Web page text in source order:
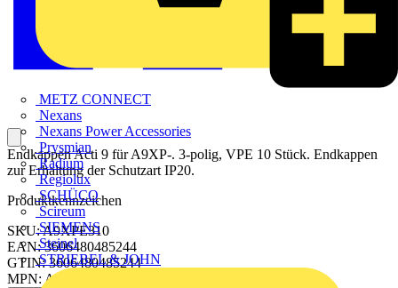
METZ CONNECT
Nexans
Nexans Power Accessories
Prysmian
Radium
Regiolux
SCHÜCO
Scireum
SIEMENS
Steinel
STRIEBEL & JOHN
Endkappen Acti 9 für A9XP-. 3-polig, VPE 10 Stück. Endkappen
zur Erhaltung der Schutzart IP20.
Produktkennzeichen
SKU: A9XPE310
EAN: 3606480485244
GTIN: 3606480485244
MPN: A9XPE310